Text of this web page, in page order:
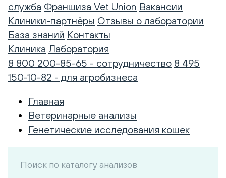
служба Франшиза Vet Union Вакансии
Клиники-партнёры Отзывы о лаборатории
База знаний Контакты
Клиника Лаборатория
8 800 200-85-65 - сотрудничество 8 495
150-10-82 - для агробизнеса
Главная
Ветеринарные анализы
Генетические исследования кошек